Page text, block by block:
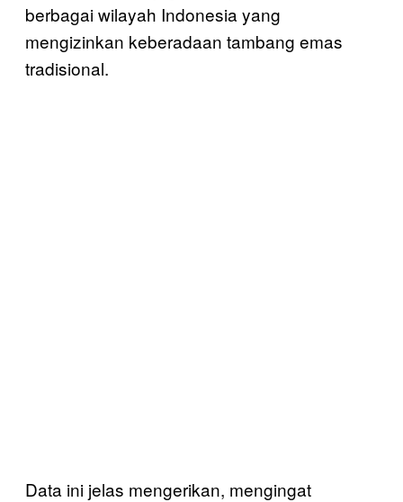
berbagai wilayah Indonesia yang
mengizinkan keberadaan tambang emas
tradisional.
Data ini jelas mengerikan, mengingat